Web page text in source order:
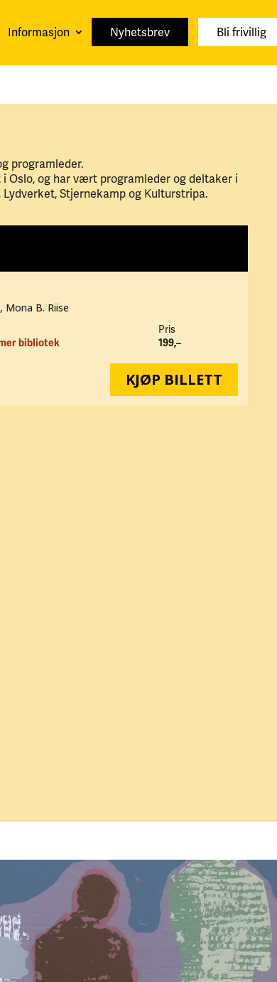
Informasjon Nyhetsbrev Bli frivillig
programleder.
Oslo, og har vært programleder og deltaker i
Stjernekamp og Kulturstripa.
Mona B. Riise
bibliotek
Pris
199,–
KJØP BILLETT